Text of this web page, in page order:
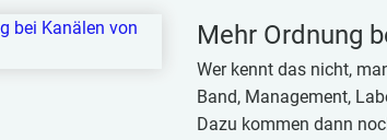
Mehr Ordnung
Wer kennt das nicht,
Band, Management,
Dazu kommen dann